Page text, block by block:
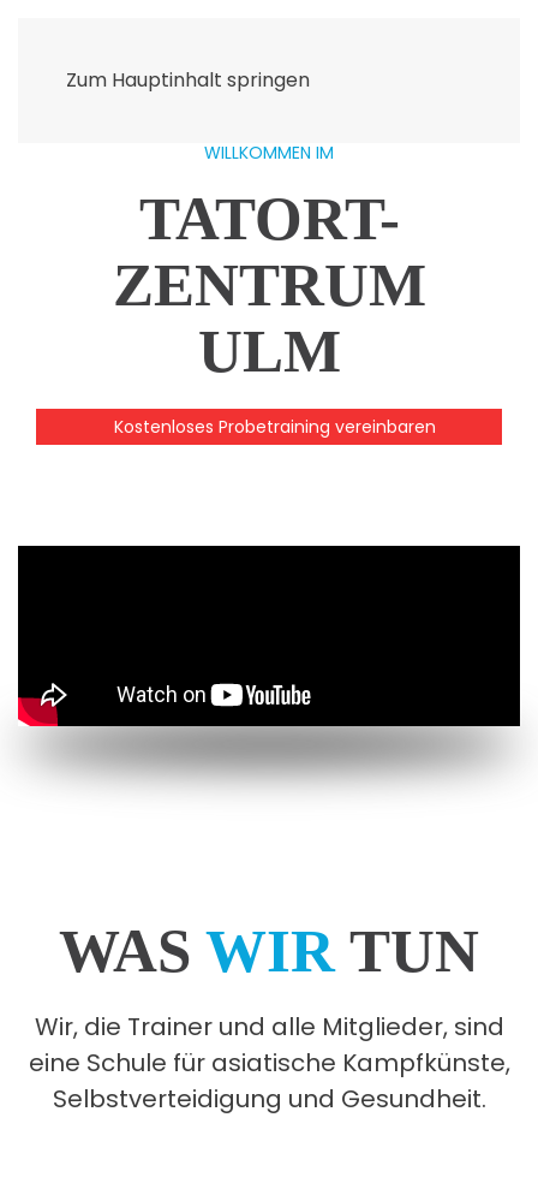
Zum Hauptinhalt springen
WILLKOMMEN IM
TATORT-
ZENTRUM
ULM
Kostenloses Probetraining vereinbaren
WAS WIRTUN
Wir, die Trainer und alle Mitglieder, sind
eine Schule für asiatische Kampfkünste,
Selbstverteidigung und Gesundheit.